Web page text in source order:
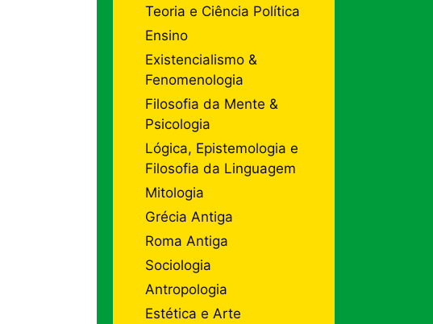
Teoria e Ciência Política
Ensino
Existencialismo &
Fenomenologia
Filosofia da Mente &
Psicologia
Lógica, Epistemologia e
Filosofia da Linguagem
Mitologia
Grécia Antiga
Roma Antiga
Sociologia
Antropologia
Estética e Arte